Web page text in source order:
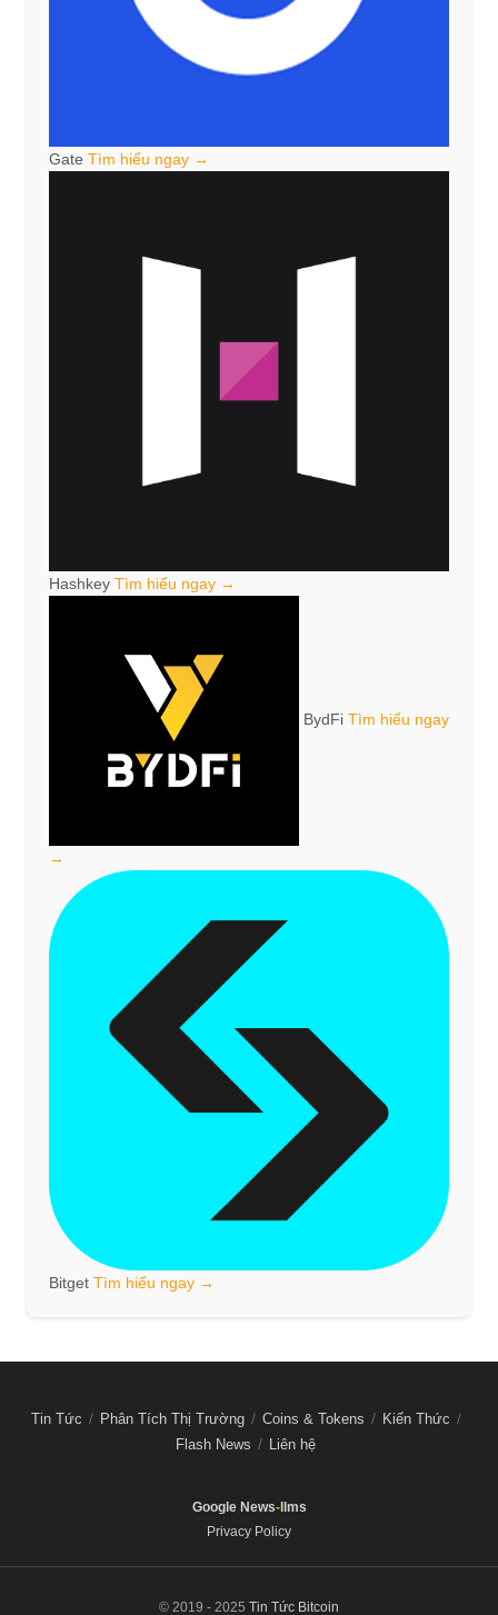
Gate Tìm hiểu ngay →
Hashkey Tìm hiểu ngay →
BydFi Tìm hiểu ngay
→
Bitget Tìm hiểu ngay →
Tin Tức Phân Tích Thị Trường Coins & Tokens
Kiến Thức
Flash News
Liên hệ
Google News-llms
Privacy Policy
© 2019 - 2025 Tin Tức Bitcoin